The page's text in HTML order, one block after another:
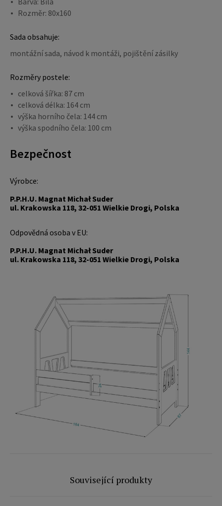
Rozměr: 80x160
Sada obsahuje:
montážní sada, návod k montáži, pojištění zásilky
Rozměry postele:
celková šířka: 87 cm
celková délka: 164 cm
výška horního čela: 144 cm
výška spodního čela: 100 cm
Bezpečnost
Výrobce:
P.P.H.U. Magnat Michał Suder
ul. Krakowska 118, 32-051 Wielkie Drogi, Polska
Odpovědná osoba v EU:
P.P.H.U. Magnat Michał Suder
ul. Krakowska 118, 32-051 Wielkie Drogi, Polska
Související produkty